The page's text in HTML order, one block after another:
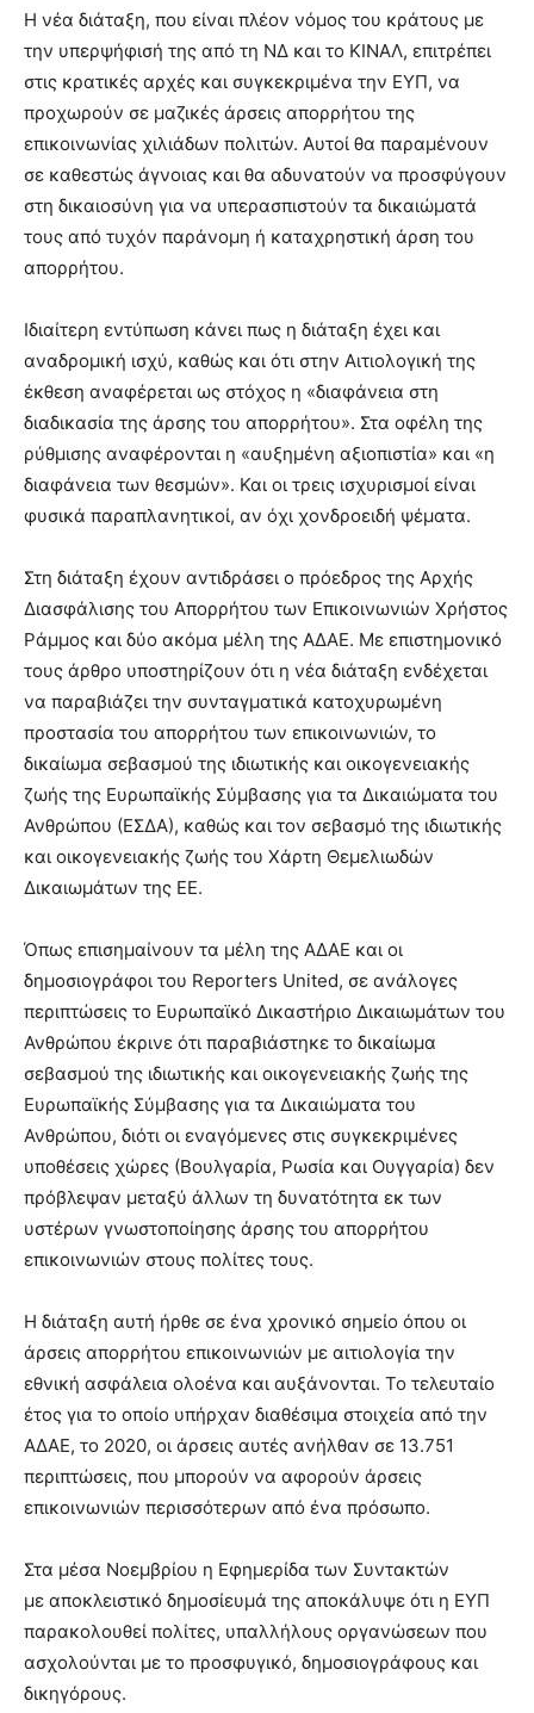
Η νέα διάταξη, που είναι πλέον νόμος του κράτους με
την υπερψήφισή της από τη ΝΔ και το ΚΙΝΑΛ, επιτρέπει
στις κρατικές αρχές και συγκεκριμένα την ΕΥΠ, να
προχωρούν σε μαζικές άρσεις απορρήτου της
επικοινωνίας χιλιάδων πολιτών. Αυτοί θα παραμένουν
σε καθεστώς άγνοιας και θα αδυνατούν να προσφύγουν
στη δικαιοσύνη για να υπερασπιστούν τα δικαιώματά
τους από τυχόν παράνομη ή καταχρηστική άρση του
απορρήτου.
Ιδιαίτερη εντύπωση κάνει πως η διάταξη έχει και
αναδρομική ισχύ, καθώς και ότι στην Αιτιολογική της
έκθεση αναφέρεται ως στόχος η «διαφάνεια στη
διαδικασία της άρσης του απορρήτου». Στα οφέλη της
ρύθμισης αναφέρονται η «αυξημένη αξιοπιστία» και «η
διαφάνεια των θεσμών». Και οι τρεις ισχυρισμοί είναι
φυσικά παραπλανητικοί, αν όχι χονδροειδή ψέματα.
Στη διάταξη έχουν αντιδράσει ο πρόεδρος της Αρχής
Διασφάλισης του Απορρήτου των Επικοινωνιών Χρήστος
Ράμμος και δύο ακόμα μέλη της ΑΔΑΕ. Με επιστημονικό
τους άρθρο υποστηρίζουν ότι η νέα διάταξη ενδέχεται
να παραβιάζει την συνταγματικά κατοχυρωμένη
προστασία του απορρήτου των επικοινωνιών, το
δικαίωμα σεβασμού της ιδιωτικής και οικογενειακής
ζωής της Ευρωπαϊκής Σύμβασης για τα Δικαιώματα του
Ανθρώπου (ΕΣΔΑ), καθώς και τον σεβασμό της ιδιωτικής
και οικογενειακής ζωής του Χάρτη Θεμελιωδών
Δικαιωμάτων της ΕΕ.
Όπως επισημαίνουν τα μέλη της ΑΔΑΕ και οι
δημοσιογράφοι του Reporters United, σε ανάλογες
περιπτώσεις το Ευρωπαϊκό Δικαστήριο Δικαιωμάτων του
Ανθρώπου έκρινε ότι παραβιάστηκε το δικαίωμα
σεβασμού της ιδιωτικής και οικογενειακής ζωής της
Ευρωπαϊκής Σύμβασης για τα Δικαιώματα του
Ανθρώπου, διότι οι εναγόμενες στις συγκεκριμένες
υποθέσεις χώρες (Βουλγαρία, Ρωσία και Ουγγαρία) δεν
πρόβλεψαν μεταξύ άλλων τη δυνατότητα εκ των
υστέρων γνωστοποίησης άρσης του απορρήτου
επικοινωνιών στους πολίτες τους.
Η διάταξη αυτή ήρθε σε ένα χρονικό σημείο όπου οι
άρσεις απορρήτου επικοινωνιών με αιτιολογία την
εθνική ασφάλεια ολοένα και αυξάνονται. Το τελευταίο
έτος για το οποίο υπήρχαν διαθέσιμα στοιχεία από την
ΑΔΑΕ, το 2020, οι άρσεις αυτές ανήλθαν σε 13.751
περιπτώσεις, που μπορούν να αφορούν άρσεις
επικοινωνιών περισσότερων από ένα πρόσωπο.
Στα μέσα Νοεμβρίου η Εφημερίδα των Συντακτών
με αποκλειστικό δημοσίευμά της αποκάλυψε ότι η ΕΥΠ
παρακολουθεί πολίτες, υπαλλήλους οργανώσεων που
ασχολούνται με το προσφυγικό, δημοσιογράφους και
δικηγόρους.